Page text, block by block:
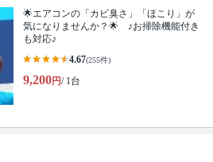
🌟エアコンの「カビ臭さ」「ほこり」が
気になりませんか？🌟 ♪お掃除機能付き
も対応♪
4.67(255件)
9,200円/ 1台